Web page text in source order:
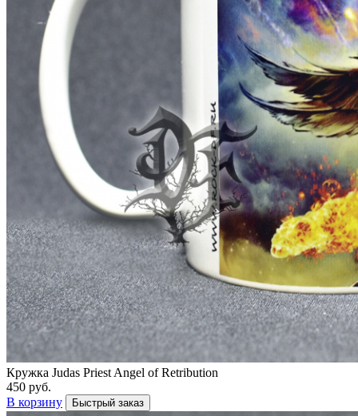
Кружка Judas Priest Angel of Retribution
450 руб.
В корзину
Быстрый заказ